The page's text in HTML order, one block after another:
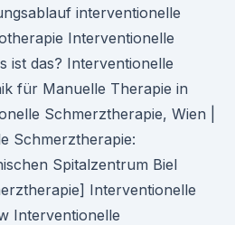
interventionelle
Interventionelle
ist das? Interventionelle
für Manuelle Therapie in
Schmerztherapie, Wien |
Schmerztherapie:
Spitalzentrum Biel
Interventionelle
Interventionelle